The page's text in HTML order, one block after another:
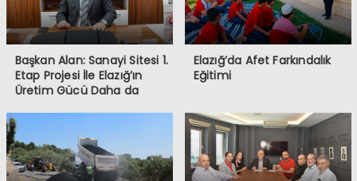
Başkan Alan: Sanayi Sitesi 1.
Etap Projesi İle Elazığ’ın
Üretim Gücü Daha da
Elazığ’da Afet Farkındalık
Eğitimi